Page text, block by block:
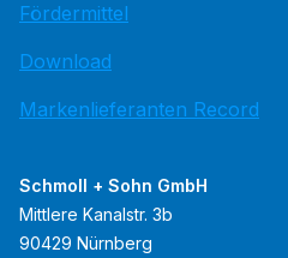
Fördermittel
Download
Markenlieferanten Record
Schmoll + Sohn GmbH
Mittlere Kanalstr. 3b
90429 Nürnberg